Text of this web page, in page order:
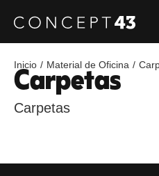
Inicio / Material de Oficina /
Carpetas
Carpetas